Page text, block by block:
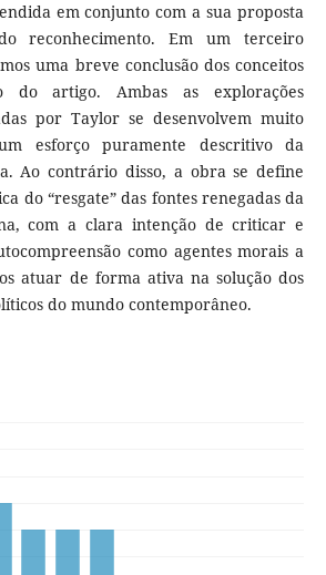
em conjunto com a sua proposta
reconhecimento. Em um terceiro
uma breve conclusão dos conceitos
do artigo. Ambas as explorações
por Taylor se desenvolvem muito
esforço puramente descritivo da
Ao contrário disso, a obra se define
do “resgate” das fontes renegadas da
com a clara intenção de criticar e
como agentes morais a
atuar de forma ativa na solução dos
do mundo contemporâneo.